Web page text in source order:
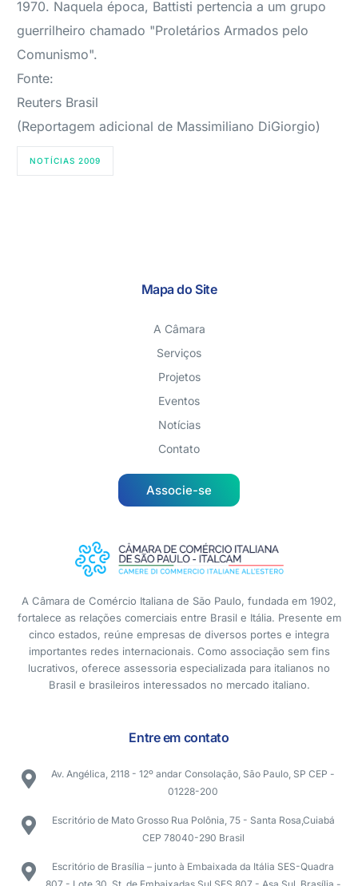
1970. Naquela época, Battisti pertencia a um grupo
guerrilheiro chamado "Proletários Armados pelo
Comunismo".
Fonte:
Reuters Brasil
(Reportagem adicional de Massimiliano DiGiorgio)
NOTÍCIAS 2009
Mapa do Site
A Câmara
Serviços
Projetos
Eventos
Notícias
Contato
Associe-se
A Câmara de Comércio Italiana de São Paulo, fundada em 1902,
fortalece as relações comerciais entre Brasil e Itália. Presente em
cinco estados, reúne empresas de diversos portes e integra
importantes redes internacionais. Como associação sem fins
lucrativos, oferece assessoria especializada para italianos no
Brasil e brasileiros interessados no mercado italiano.
Entre em contato
Av. Angélica, 2118 - 12º andar Consolação, São Paulo, SP CEP -
01228-200
Escritório de Mato Grosso Rua Polônia, 75 - Santa Rosa,Cuiabá
CEP 78040-290 Brasil
Escritório de Brasília – junto à Embaixada da Itália SES-Quadra